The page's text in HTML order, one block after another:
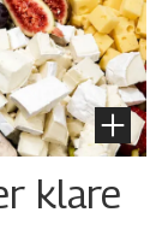
klare